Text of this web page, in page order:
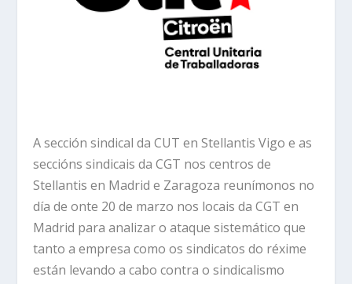
A sección sindical da CUT en Stellantis Vigo e as
seccións sindicais da CGT nos centros de
Stellantis en Madrid e Zaragoza reunímonos no
día de onte 20 de marzo nos locais da CGT en
Madrid para analizar o ataque sistemático que
tanto a empresa como os sindicatos do réxime
están levando a cabo contra o sindicalismo